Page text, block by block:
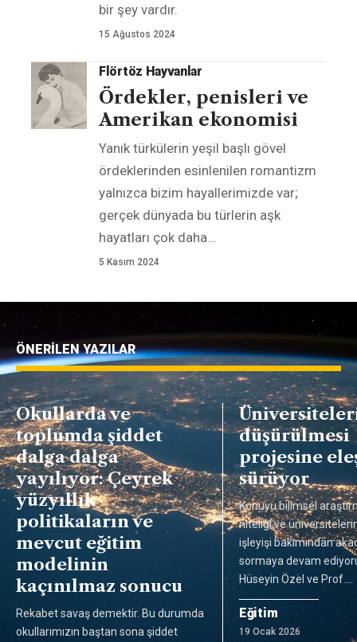
bir şey vardır.
15 Ağustos 2024
Flörtöz Hayvanlar
Ördekler, penisleri ve
Amerikan ekonomisi
Yanık türkülerin yeşil başlı gövel
ördeklerinden esinlenilen romantizm
yalnızca bizim hayallerimizde var;
gerçek dünyada bu türlerin aşk
hayatları çok daha
5 Kasım 2024
ÖNERİLEN YAZILAR
Okullarda ve
toplumda şiddet
dalga dalga
yayılıyor: Çeyrek
yüzyıllık
politikaların ve
mevcut eğitim
modelinin
kaçınılmaz sonucu
Rekabet savaş demektir. Bu durumda
okullarımızın baştan sona şiddet
düşürülmesi
projesine
sürüyor
Konuyu bilimsel
niteliği ve
işleyişi bakımından
sormaya devam
Hüseyin Özel ve Prof.
Eğitim
19 Ocak 2026